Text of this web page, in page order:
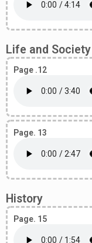
Life and Society
Page .12
Page. 13
History
Page. 15